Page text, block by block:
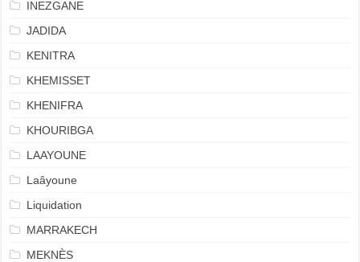
INEZGANE
JADIDA
KENITRA
KHEMISSET
KHENIFRA
KHOURIBGA
LAAYOUNE
Laâyoune
Liquidation
MARRAKECH
MEKNÈS